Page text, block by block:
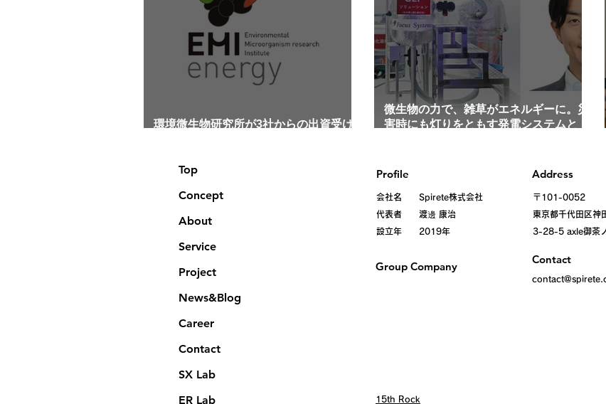
環境微生物研究所が3社からの出資受け
微生物の力で、雑草がエネルギーに。災
害時にも灯りをともす発電システムと
Top
Concept
About
Service
Project
News&Blog
Career
Contact
SX Lab
ER Lab
Profile
会社名 Spirete株式会社
代表者 渡邊 康治
設立年 2019年
Group Company
Address
〒101-0052
東京都千代田区神
3-28-5 axle御茶
Contact
15th Rock